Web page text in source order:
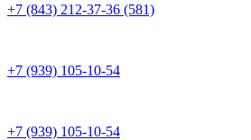
+7 (843) 212-37-36 (581)
+7 (939) 105-10-54
+7 (939) 105-10-54